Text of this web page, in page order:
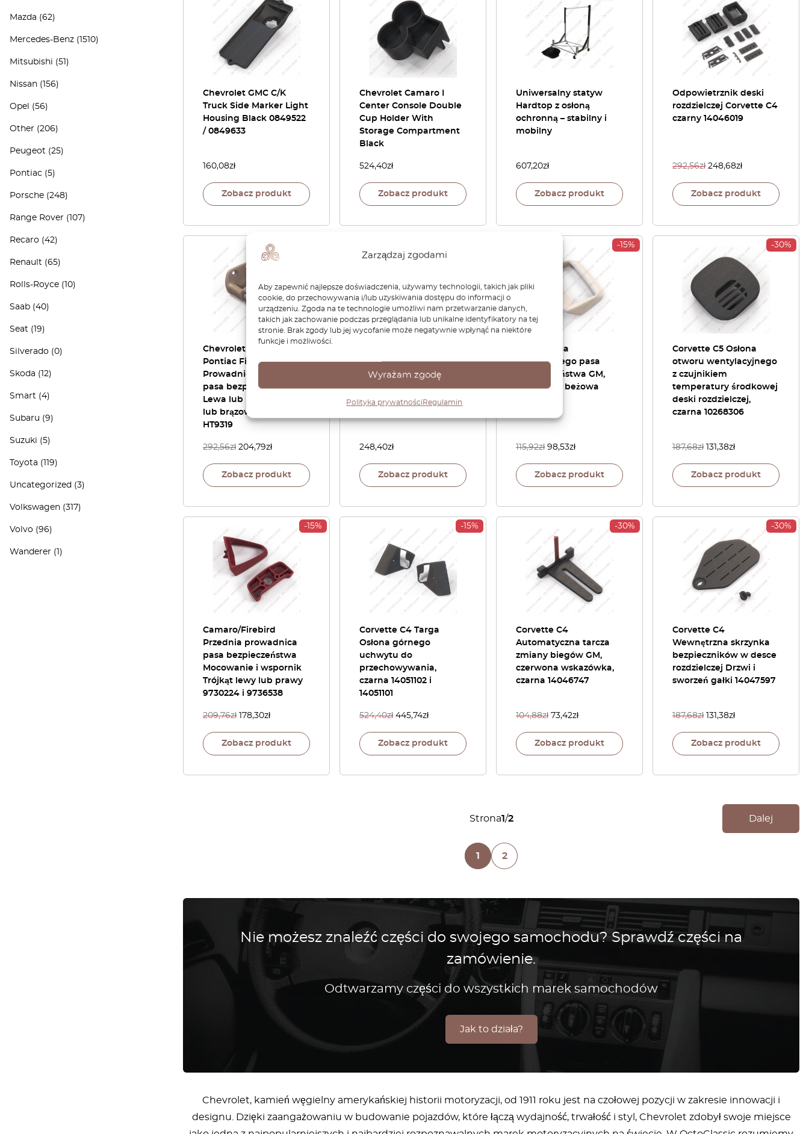
Zarządzaj zgodami
Aby zapewnić najlepsze doświadczenia, używamy technologii, takich jak pliki
cookie, do przechowywania i/lub uzyskiwania dostępu do informacji o
urządzeniu. Zgoda na te technologie umożliwi nam przetwarzanie danych,
takich jak zachowanie podczas przeglądania lub unikalne identyfikatory na tej
stronie. Brak zgody lub jej wycofanie może negatywnie wpłynąć na niektóre
funkcje i możliwości.
Wyrażam zgodę
Polityka prywatności Regulamin
Mazda (62)
Mercedes-Benz (1510)
Mitsubishi (51)
Nissan (156)
Opel (56)
Other (206)
Peugeot (25)
Pontiac (5)
Porsche (248)
Range Rover (107)
Recaro (42)
Renault (65)
Rolls-Royce (10)
Saab (40)
Seat (19)
Silverado (0)
Skoda (12)
Smart (4)
Subaru (9)
Suzuki (5)
Toyota (119)
Uncategorized (3)
Volkswagen (317)
Volvo (96)
Wanderer (1)
Chevrolet GMC C/K
Truck Side Marker Light
Housing Black 0849522
/ 0849633
160,08zł
Zobacz produkt
Chevrolet Camaro I
Center Console Double
Cup Holder With
Storage Compartment
Black
524,40zł
Zobacz produkt
Uniwersalny statyw
Hardtop z osłoną
ochronną – stabilny i
mobilny
607,20zł
Zobacz produkt
Odpowietrznik deski
rozdzielczej Corvette C4
czarny 14046019
292,56zł 248,68zł
Zobacz produkt
Chevrolet Camaro
Pontiac Firebird
Prowadnica barkowa
pasa bezpieczeństwa
Lewa lub prawa Czarna
lub brązowa HT9318 /
HT9319
292,56zł 204,79zł
Zobacz produkt
Pokrywy spryskiwaczy
reflektorów Para
lewych i prawych
zagruntowanych lub
248,40zł
Zobacz produkt
-15%
Prowadnica
kubełkowego pasa
bezpieczeństwa GM,
czarna lub beżowa
115,92zł 98,53zł
Zobacz produkt
-30%
Corvette C5 Osłona
otworu wentylacyjnego
z czujnikiem
temperatury środkowej
deski rozdzielczej,
czarna 10268306
187,68zł 131,38zł
Zobacz produkt
-15%
Camaro/Firebird
Przednia prowadnica
pasa bezpieczeństwa
Mocowanie i wspornik
Trójkąt lewy lub prawy
9730224 i 9736538
209,76zł 178,30zł
Zobacz produkt
-15%
Corvette C4 Targa
Osłona górnego
uchwytu do
przechowywania,
czarna 14051102 i
14051101
524,40zł 445,74zł
Zobacz produkt
-30%
Corvette C4
Automatyczna tarcza
zmiany biegów GM,
czerwona wskazówka,
czarna 14046747
104,88zł 73,42zł
Zobacz produkt
-30%
Corvette C4
Wewnętrzna skrzynka
bezpieczników w desce
rozdzielczej Drzwi i
sworzeń gałki 14047597
187,68zł 131,38zł
Zobacz produkt
Strona1/2 Dalej
1 2
Nie możesz znaleźć części do swojego samochodu? Sprawdź części na
zamówienie.
Odtwarzamy części do wszystkich marek samochodów
Jak to działa?
Chevrolet, kamień węgielny amerykańskiej historii motoryzacji, od 1911 roku jest na czołowej pozycji w zakresie innowacji i
designu. Dzięki zaangażowaniu w budowanie pojazdów, które łączą wydajność, trwałość i styl, Chevrolet zdobył swoje miejsce